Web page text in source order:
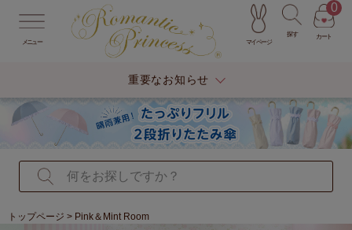
メニュー マイページ
探す カート
0
重要なお知らせ
トップページ > Pink＆Mint Room